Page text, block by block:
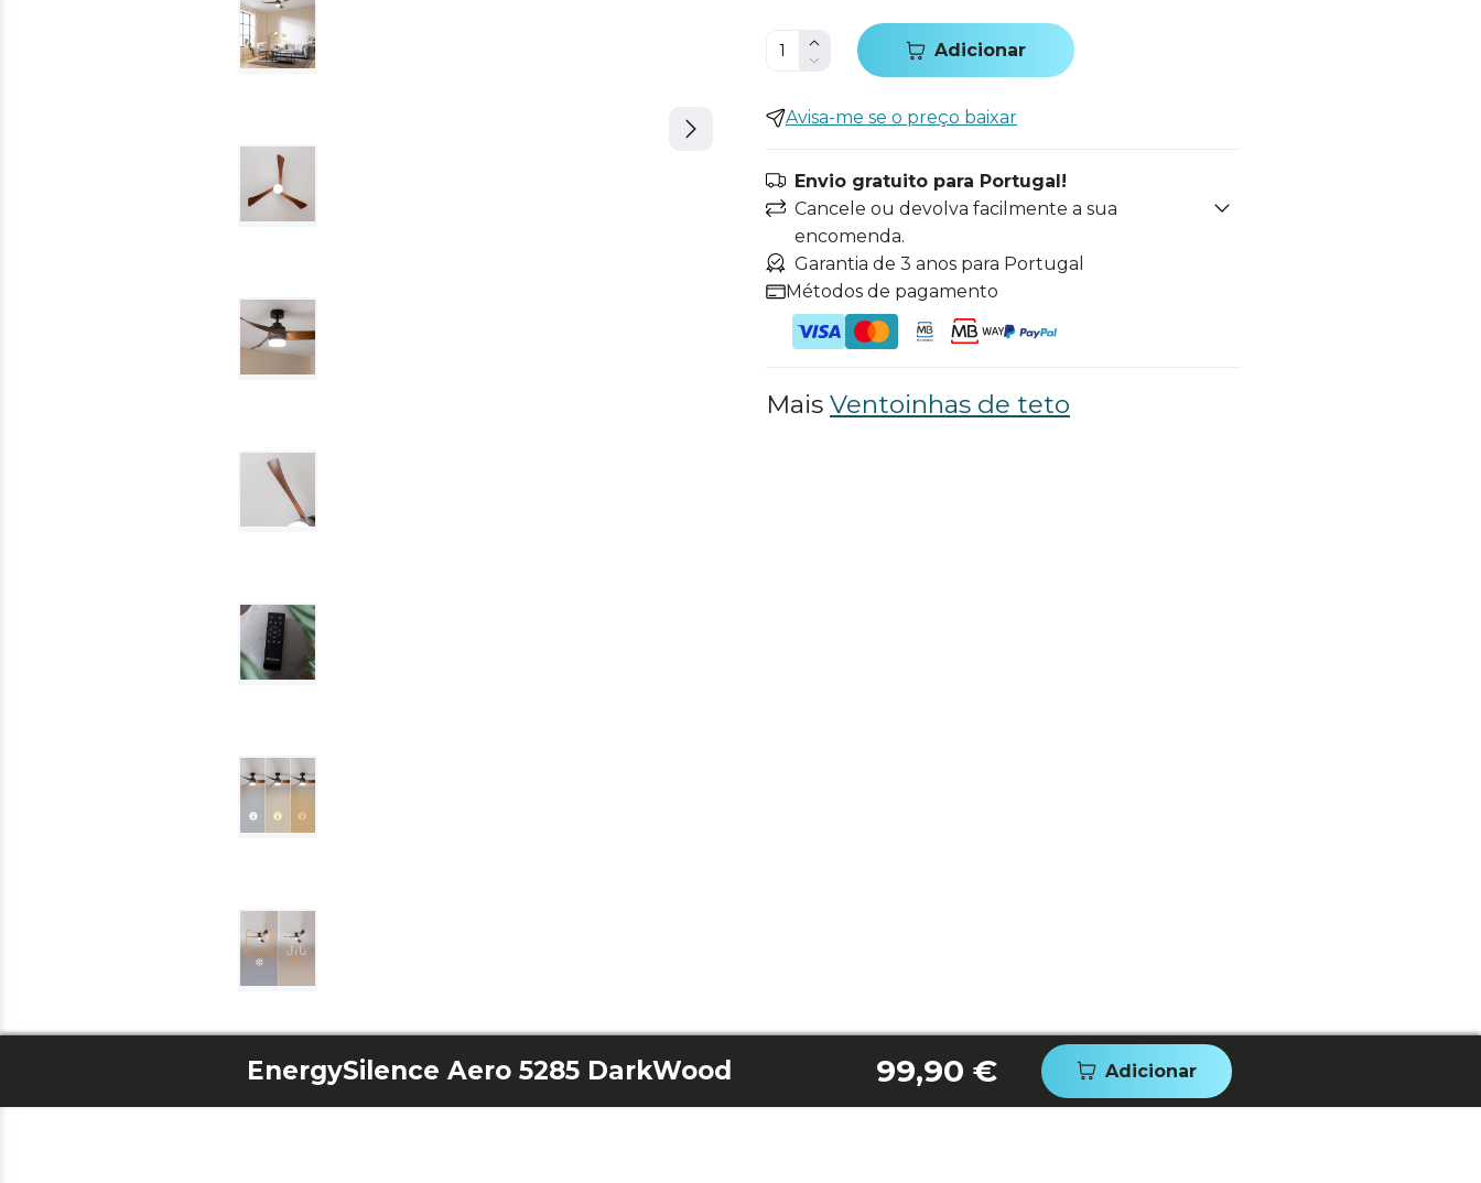
Adicionar
Avisa-me se o preço baixar
Envio gratuito para Portugal!
Cancele ou devolva facilmente a sua
encomenda.
Garantia de 3 anos para Portugal
Métodos de pagamento
Mais Ventoinhas de teto
EnergySilence Aero 5285 DarkWood 99,90 € Adicionar